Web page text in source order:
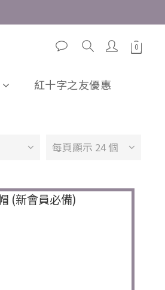
紅十字之友優惠
每頁顯示 24 個